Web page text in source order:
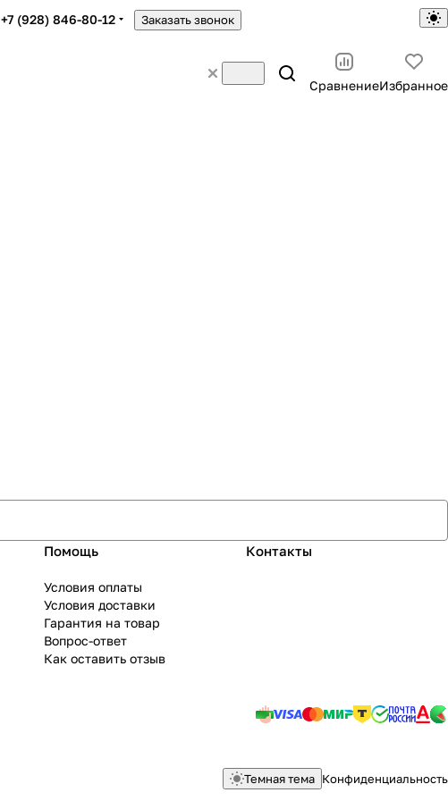
+7 (928) 846-80-12 Заказать звонок
СравнениеИзбранное
Помощь
Условия оплаты
Условия доставки
Гарантия на товар
Вопрос-ответ
Как оставить отзыв
Контакты
Темная тема Конфиденциальность